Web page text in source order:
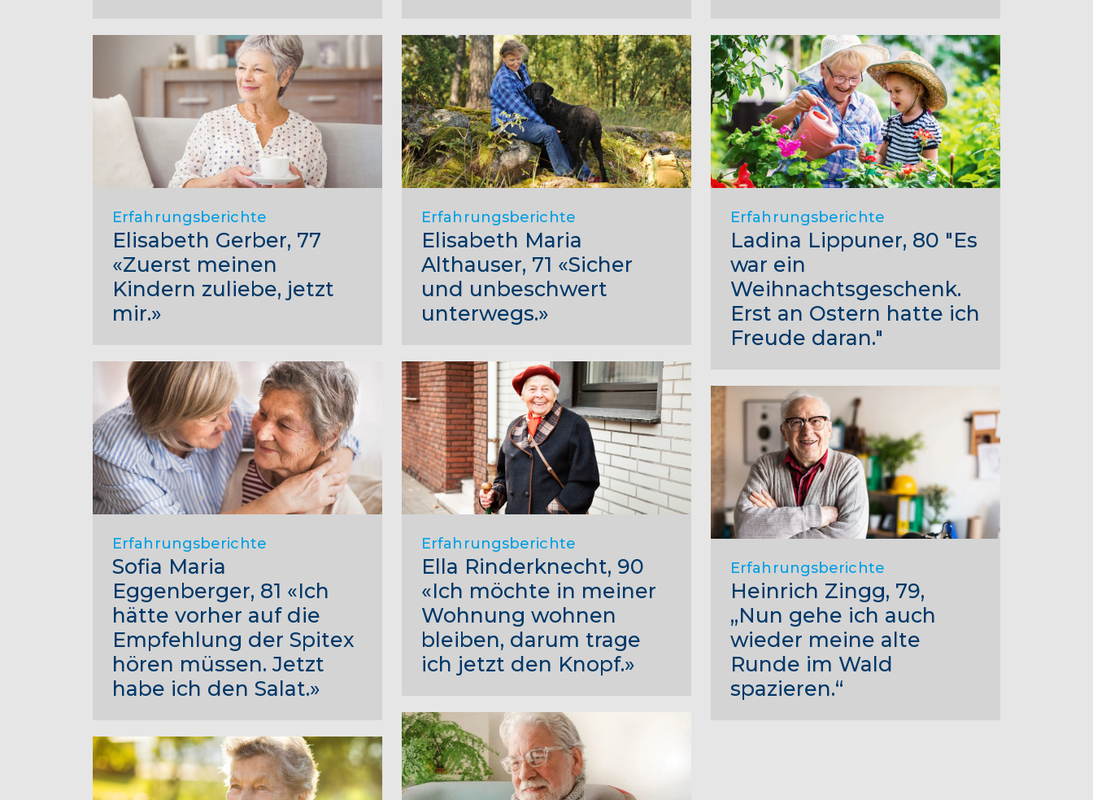
Erfahrungsberichte
Elisabeth Gerber, 77
«Zuerst meinen
Kindern zuliebe, jetzt
mir.»
Erfahrungsberichte
Sofia Maria
Eggenberger, 81 «Ich
hätte vorher auf die
Empfehlung der Spitex
hören müssen. Jetzt
habe ich den Salat.»
Erfahrungsberichte
Elisabeth Maria
Althauser, 71 «Sicher
und unbeschwert
unterwegs.»
Erfahrungsberichte
Ella Rinderknecht, 90
«Ich möchte in meiner
Wohnung wohnen
bleiben, darum trage
ich jetzt den Knopf.»
Erfahrungsberichte
Ladina Lippuner, 80 "Es
war ein
Weihnachtsgeschenk.
Erst an Ostern hatte ich
Freude daran."
Erfahrungsberichte
Heinrich Zingg, 79,
„Nun gehe ich auch
wieder meine alte
Runde im Wald
spazieren.“